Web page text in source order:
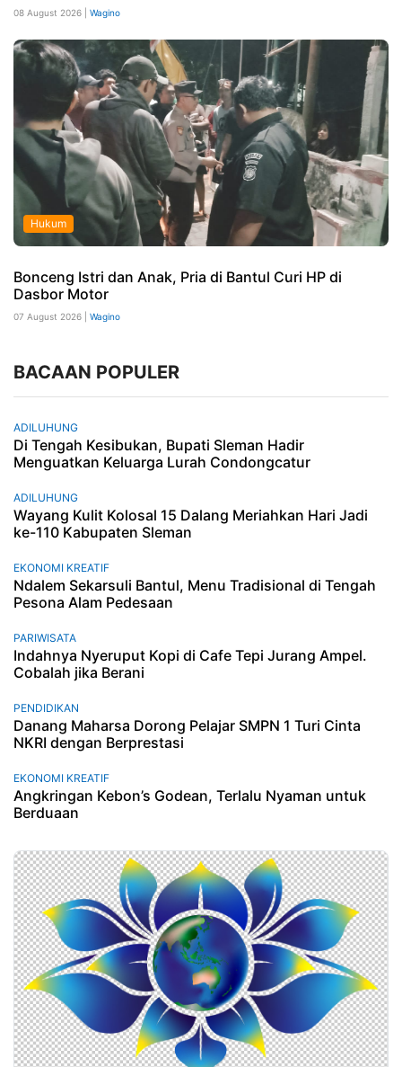
08 August 2026 | Wagino
Hukum
Bonceng Istri dan Anak, Pria di Bantul Curi HP di
Dasbor Motor
07 August 2026 | Wagino
BACAAN POPULER
ADILUHUNG
Di Tengah Kesibukan, Bupati Sleman Hadir
Menguatkan Keluarga Lurah Condongcatur
ADILUHUNG
Wayang Kulit Kolosal 15 Dalang Meriahkan Hari Jadi
ke-110 Kabupaten Sleman
EKONOMI KREATIF
Ndalem Sekarsuli Bantul, Menu Tradisional di Tengah
Pesona Alam Pedesaan
PARIWISATA
Indahnya Nyeruput Kopi di Cafe Tepi Jurang Ampel.
Cobalah jika Berani
PENDIDIKAN
Danang Maharsa Dorong Pelajar SMPN 1 Turi Cinta
NKRI dengan Berprestasi
EKONOMI KREATIF
Angkringan Kebon’s Godean, Terlalu Nyaman untuk
Berduaan